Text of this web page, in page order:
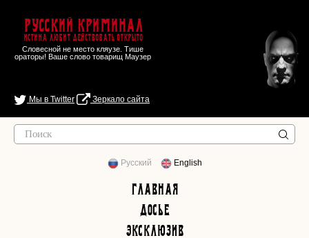
Русский Криминал
Истина любит действовать открыто
Словесной не место кляузе. Тише
ораторы! Ваше слово товарищ Маузер
Мы в Twitter Зеркало сайта
Русский English
Главная
Досье
Эксклюзив